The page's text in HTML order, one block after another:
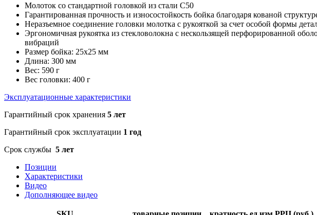
Молоток со стандартной головкой из стали С50
Гарантированная прочность и износостойкость бойка благодаря кованой
Неразъемное соединение головки молотка с рукояткой за счет особой формы
Эргономичная рукоятка из стекловолокна с нескользящей перфорированной
вибраций
Размер бойка: 25х25 мм
Длина: 300 мм
Вес: 590 г
Вес головки: 400 г
Эксплуатационные характеристики
Гарантийный срок хранения 5 лет
Гарантийный срок эксплуатации 1 год
Срок службы 5 лет
Позиции
Характеристики
Видео
Дополняющее видео